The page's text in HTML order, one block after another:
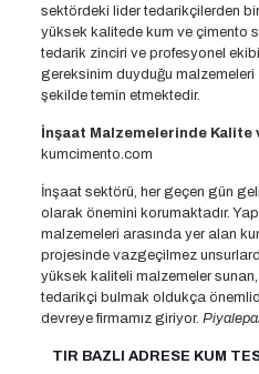
sektördeki lider tedarikçilerden
yüksek kalitede kum ve çimento
tedarik zinciri ve profesyonel
gereksinim duyduğu malzemeleri
şekilde temin etmektedir.
İnşaat Malzemelerinde Kalite
kumcimento.com
İnşaat sektörü, her geçen gün
olarak önemini korumaktadır.
malzemeleri arasında yer alan
projesinde vazgeçilmez
yüksek kaliteli malzemeler
tedarikçi bulmak oldukça
devreye firmamız giriyor.
TIR BAZLI ADRESE KUM